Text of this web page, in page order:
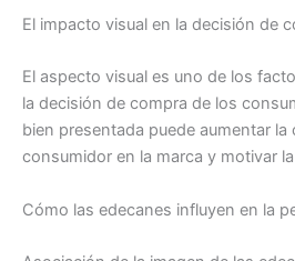
El impacto visual en la decisión de
El aspecto visual es uno de los
la decisión de compra de los
bien presentada puede aumentar la
consumidor en la marca y motivar
Cómo las edecanes influyen en la